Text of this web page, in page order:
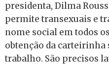
presidenta, Dilma
permite transexuais e
nome social em todos
obtenção da carteirinha
trabalho. São precisos